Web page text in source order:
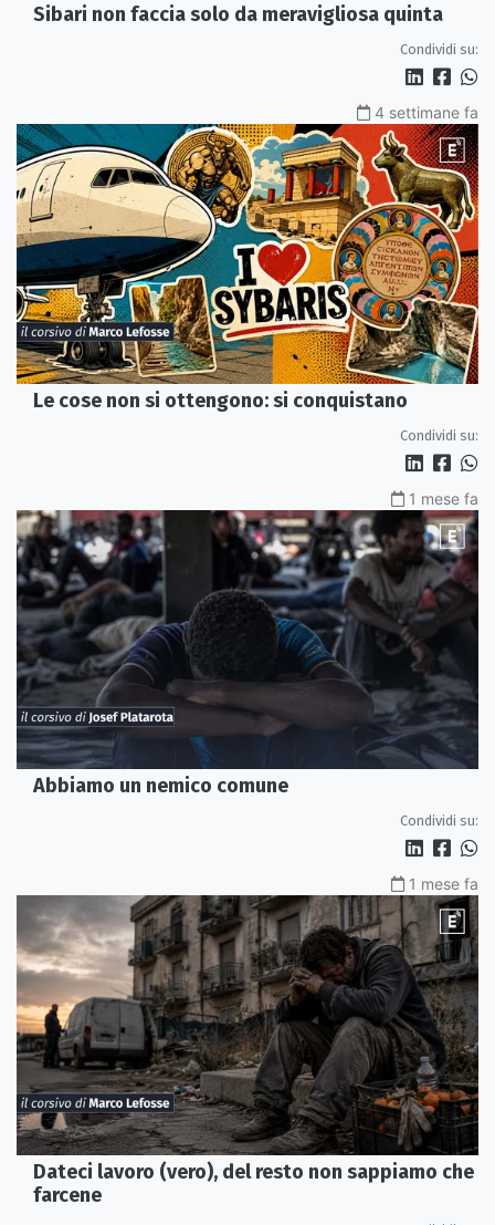
Sibari non faccia solo da meravigliosa quinta
Condividi su:
4 settimane fa
Le cose non si ottengono: si conquistano
Condividi su:
1 mese fa
Abbiamo un nemico comune
Condividi su:
1 mese fa
Dateci lavoro (vero), del resto non sappiamo che
farcene